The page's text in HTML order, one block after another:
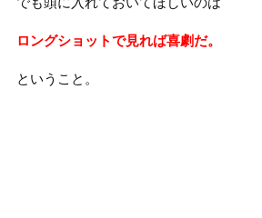
ロングショットで見れば喜劇だ。
ということ。